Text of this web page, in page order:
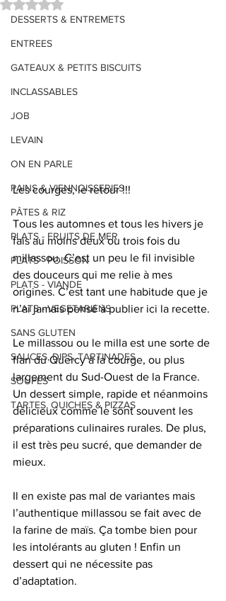
DESSERTS & ENTREMETS
ENTREES
GATEAUX & PETITS BISCUITS
INCLASSABLES
JOB
LEVAIN
ON EN PARLE
PAINS & VIENNOISSERIES
PÂTES & RIZ
PLATS - FRUITS DE MER
PLATS - POISSON
PLATS - VIANDE
PLATS - VEGETARIENS
SANS GLUTEN
SAUCES, DIPS, TARTINADES
SOUPES
TARTES, QUICHES & PIZZAS
Noté NaN étoiles sur 5.
Les courges, le retour !!!
Tous les automnes et tous les hivers je
fais au moins deux ou trois fois du
millassou. C’est un peu le fil invisible
des douceurs qui me relie à mes
origines. C’est tant une habitude que je
n’ai jamais pensé à publier ici la recette.
Le millassou ou le milla est une sorte de
flan du Quercy à la courge, ou plus
largement du Sud-Ouest de la France.
Un dessert simple, rapide et néanmoins
délicieux comme le sont souvent les
préparations culinaires rurales. De plus,
il est très peu sucré, que demander de
mieux.
Il en existe pas mal de variantes mais
l’authentique millassou se fait avec de
la farine de maïs. Ça tombe bien pour
les intolérants au gluten ! Enfin un
dessert qui ne nécessite pas
d’adaptation.